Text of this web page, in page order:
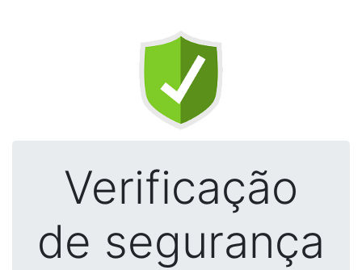
Verificação
de segurança